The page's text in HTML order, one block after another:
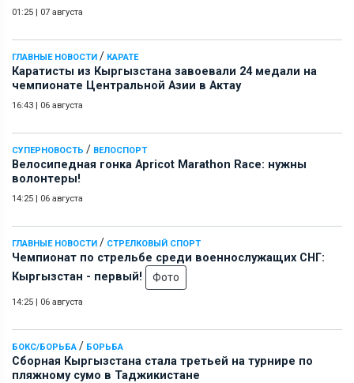
01:25 | 07 августа
ГЛАВНЫЕ НОВОСТИ / КАРАТЕ
Каратисты из Кыргызстана завоевали 24 медали на
чемпионате Центральной Азии в Актау
16:43 | 06 августа
СУПЕРНОВОСТЬ / ВЕЛОСПОРТ
Велосипедная гонка Apricot Marathon Race: нужны
волонтеры!
14:25 | 06 августа
ГЛАВНЫЕ НОВОСТИ / СТРЕЛКОВЫЙ СПОРТ
Чемпионат по стрельбе среди военнослужащих СНГ:
Кыргызстан - первый!
Фото
14:25 | 06 августа
БОКС/БОРЬБА / БОРЬБА
Сборная Кыргызстана стала третьей на турнире по
пляжному сумо в Таджикистане